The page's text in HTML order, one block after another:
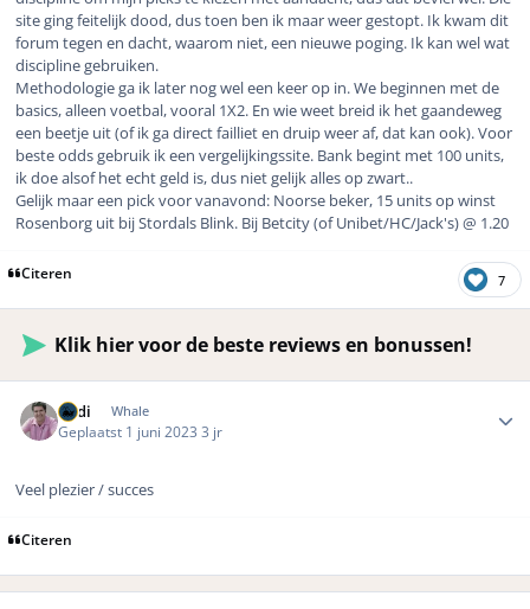
site ging feitelijk dood, dus toen ben ik maar weer gestopt. Ik kwam dit
forum tegen en dacht, waarom niet, een nieuwe poging. Ik kan wel wat
discipline gebruiken.
Methodologie ga ik later nog wel een keer op in. We beginnen met de
basics, alleen voetbal, vooral 1X2. En wie weet breid ik het gaandeweg
een beetje uit (of ik ga direct failliet en druip weer af, dat kan ook). Voor
beste odds gebruik ik een vergelijkingssite. Bank begint met 100 units,
ik doe alsof het echt geld is, dus niet gelijk alles op zwart..
Gelijk maar een pick voor vanavond: Noorse beker, 15 units op winst
Rosenborg uit bij Stordals Blink. Bij Betcity (of Unibet/HC/Jack's) @ 1.20
Citeren 7
Klik hier voor de beste reviews en bonussen!
Rudi Whale
Geplaatst 1 juni 2023 3 jr
Veel plezier / succes
Citeren